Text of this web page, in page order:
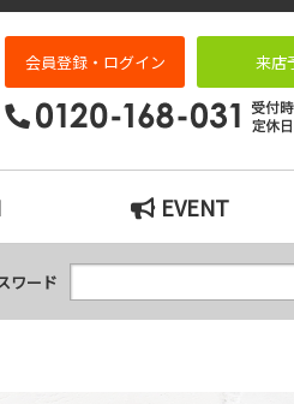
マンション検索とリノベーションなら
会員登録・ログイン 来店
EVENT
ワード